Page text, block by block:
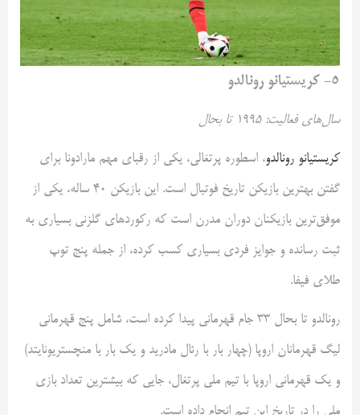
۵- کریستیانو رونالدو
سال‌های فعالیت: ۱۹۹۵ تا بحال
کریستیانو رونالدو، اسطوره پرتغالی، یکی از رقبای مهم مارادونا برای
گفتن بهترین بازیکن تاریخ فوتبال است. این بازیکن ۴۰ ساله، یکی از
موفق‌ترین بازیکنان دوران مدرن است که رکوردهای گلزنی بسیاری به
ثبت رسانده و جوایز فردی بسیاری کسب کرده، از جمله پنج توپ
طلای فیفا.
رونالدو تا بحال ۳۳ جام قهرمانی پیدا کرده است، شامل پنج قهرمانی
لیگ قهرمانان اروپا (چهار بار با رئال مادرید و یک بار با منچستریونایتد)
و یک قهرمانی اروپا با تیم ملی پرتغال، جایی که بیشترین تعداد بازی